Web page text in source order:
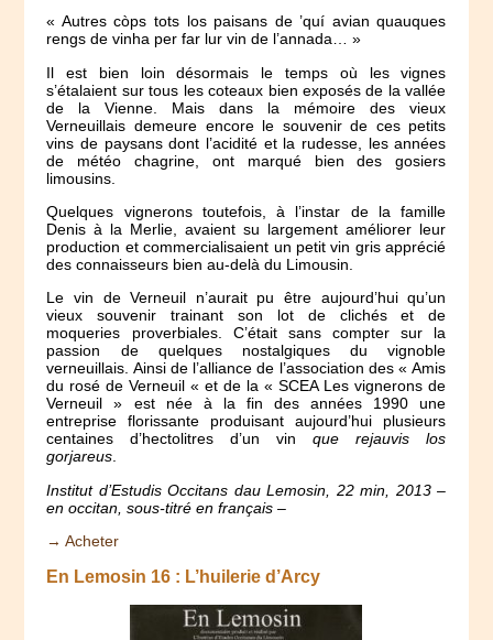
« Autres còps tots los paisans de ’quí avian quauques
rengs de vinha per far lur vin de l’annada… »
Il est bien loin désormais le temps où les vignes
s’étalaient sur tous les coteaux bien exposés de la vallée
de la Vienne. Mais dans la mémoire des vieux
Verneuillais demeure encore le souvenir de ces petits
vins de paysans dont l’acidité et la rudesse, les années
de météo chagrine, ont marqué bien des gosiers
limousins.
Quelques vignerons toutefois, à l’instar de la famille
Denis à la Merlie, avaient su largement améliorer leur
production et commercialisaient un petit vin gris apprécié
des connaisseurs bien au-delà du Limousin.
Le vin de Verneuil n’aurait pu être aujourd’hui qu’un
vieux souvenir trainant son lot de clichés et de
moqueries proverbiales. C’était sans compter sur la
passion de quelques nostalgiques du vignoble
verneuillais. Ainsi de l’alliance de l’association des « Amis
du rosé de Verneuil « et de la « SCEA Les vignerons de
Verneuil » est née à la fin des années 1990 une
entreprise florissante produisant aujourd’hui plusieurs
centaines d’hectolitres d’un vinque rejauvis los
gorjareus.
Institut d’Estudis Occitans dau Lemosin, 22 min, 2013 –
en occitan, sous-titré en français –
→ Acheter
En Lemosin 16 : L’huilerie d’Arcy